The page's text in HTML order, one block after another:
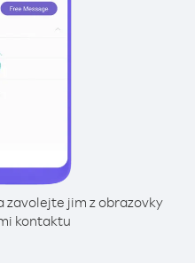
zavolejte jim z obrazovky
kontaktu